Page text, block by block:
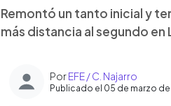
Remontó un tanto inicial y
más distancia al segundo en
PorEFE / C. Najarro
Publicado el 05 de marzo de